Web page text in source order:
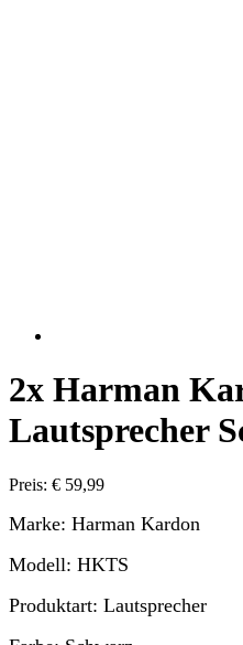
2x Harman
Lautsprecher
Preis: € 59,99
Marke: Harman Kardon
Modell: HKTS
Produktart: Lautsprecher